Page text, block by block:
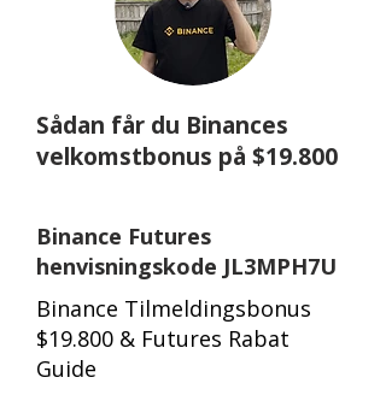
Sådan får du Binances
velkomstbonus på $19.800
Binance Futures
henvisningskode JL3MPH7U
Binance Tilmeldingsbonus
$19.800 & Futures Rabat
Guide